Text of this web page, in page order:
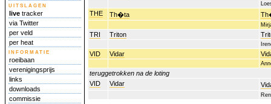
uitslagen
live tracker
via Twitter
per veld
per heat
informatie
roeibaan
verenigingsprijs
links
downloads
commissie
THE Th�ta
TRI Triton
VID Vidar
teruggetrokken na de loting
VID
Vidar